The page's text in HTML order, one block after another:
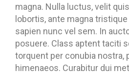
magna. Nulla luctus, velit
lobortis, ante magna
sapien nunc vel sem. In
posuere. Class aptent taciti
torquent per conubia nostra,
himenaeos. Curabitur dui